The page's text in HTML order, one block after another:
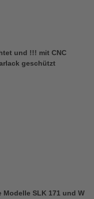
und !!! mit CNC
geschützt
Modelle SLK 171 und W